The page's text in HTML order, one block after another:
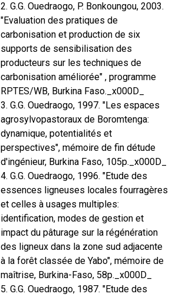
2. G.G. Ouedraogo, P. Bonkoungou, 2003.
"Evaluation des pratiques de
carbonisation et production de six
supports de sensibilisation des
producteurs sur les techniques de
carbonisation améliorée" , programme
RPTES/WB, Burkina Faso._x000D_
3. G.G. Ouedraogo, 1997. "Les espaces
agrosylvopastoraux de Boromtenga:
dynamique, potentialités et
perspectives", mémoire de fin détude
d'ingénieur, Burkina Faso, 105p._x000D_
4. G.G. Ouedraogo, 1996. "Etude des
essences ligneuses locales fourragères
et celles à usages multiples:
identification, modes de gestion et
impact du pâturage sur la régénération
des ligneux dans la zone sud adjacente
à la forêt classée de Yabo", mémoire de
maîtrise, Burkina-Faso, 58p._x000D_
5. G.G. Ouedraogo, 1987. "Etude des